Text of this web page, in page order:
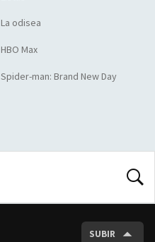
La odisea
HBO Max
Spider-man: Brand New Day
SUBIR